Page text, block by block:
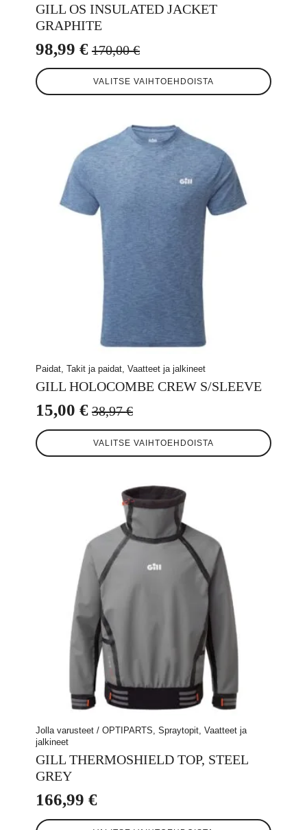
GILL OS INSULATED JACKET
GRAPHITE
170,00€
Alkuperäinen
hinta
oli:
98,99 €
Nykyinen
hinta
on:
VALITSE VAIHTOEHDOISTA
Tällä
tuotteella
tuotteen
sivulla.
Paidat, Takit ja paidat, Vaatteet ja jalkineet
GILL HOLOCOMBE CREW S/SLEEVE
38,97€
Alkuperäinen
hinta
oli:
15,00 €
Nykyinen
hinta
on:
VALITSE VAIHTOEHDOISTA
Tällä
tuotteella
Jolla varusteet / OPTIPARTS, Spraytopit, Vaatteet ja
jalkineet
GILL THERMOSHIELD TOP, STEEL
GREY
166,99 €
Tällä